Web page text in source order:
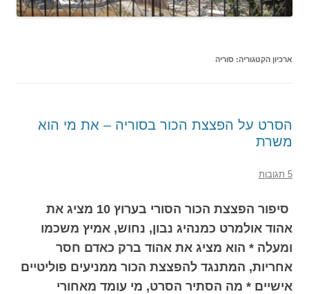
ארכיון הקטגוריה: סוריה
הסרט על הפצצת הכור בסוריה – את מי הוא
משרת
5 תגובות
סיפור הפצצת הכור הסורי בערוץ 10 מציג את
אהוד אולמרט כמנהיג נבון, נחוש, אמיץ משכמו
ומעלה * הוא מציג את אהוד ברק כאדם חסר
אחריות, המתנגד להפצצת הכור ממניעים פוליטיים
אישיים * מה הסתיר הסרט, מי עומד מאחורי